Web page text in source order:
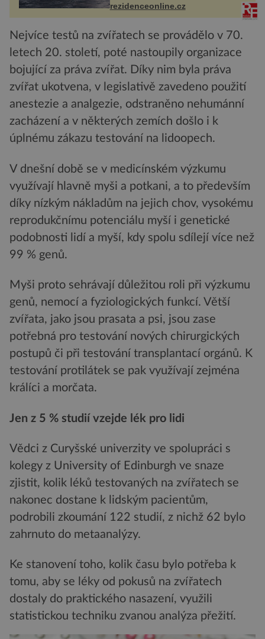
každoročn...
rezidenceonline.cz
Nejvíce testů na zvířatech se provádělo v 70.
letech 20. století, poté nastoupily organizace
bojující za práva zvířat. Díky nim byla práva
zvířat ukotvena, v legislativě zavedeno použití
anestezie a analgezie, odstraněno nehumánní
zacházení a v některých zemích došlo i k
úplnému zákazu testování na lidoopech.
V dnešní době se v medicínském výzkumu
využívají hlavně myši a potkani, a to především
díky nízkým nákladům na jejich chov, vysokému
reprodukčnímu potenciálu myší i genetické
podobnosti lidí a myší, kdy spolu sdílejí více než
99 % genů.
Myši proto sehrávají důležitou roli při výzkumu
genů, nemocí a fyziologických funkcí. Větší
zvířata, jako jsou prasata a psi, jsou zase
potřebná pro testování nových chirurgických
postupů či při testování transplantací orgánů. K
testování protilátek se pak využívají zejména
králíci a morčata.
Jen z 5 % studií vzejde lék pro lidi
Vědci z Curyšské univerzity ve spolupráci s
kolegy z University of Edinburgh ve snaze
zjistit, kolik léků testovaných na zvířatech se
nakonec dostane k lidským pacientům,
podrobili zkoumání 122 studií, z nichž 62 bylo
zahrnuto do metaanalýzy.
Ke stanovení toho, kolik času bylo potřeba k
tomu, aby se léky od pokusů na zvířatech
dostaly do praktického nasazení, využili
statistickou techniku zvanou analýza přežití.